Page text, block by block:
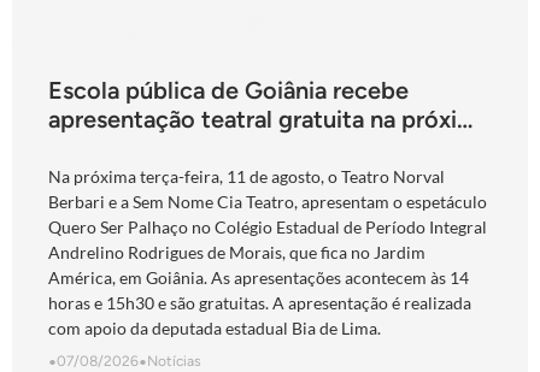
Escola pública de Goiânia recebe
apresentação teatral gratuita na próxima
Na próxima terça-feira, 11 de agosto, o Teatro Norval
Berbari e a Sem Nome Cia Teatro, apresentam o espetáculo
Quero Ser Palhaço no Colégio Estadual de Período Integral
Andrelino Rodrigues de Morais, que fica no Jardim
América, em Goiânia. As apresentações acontecem às 14
horas e 15h30 e são gratuitas. A apresentação é realizada
com apoio da deputada estadual Bia de Lima.
•07/08/2026•Notícias